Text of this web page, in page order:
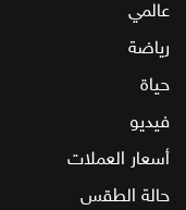
عالمي
رياضة
حياة
فيديو
أسعار العملات
حالة الطقس